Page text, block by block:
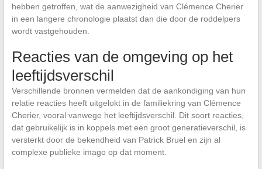
hebben getroffen, wat de aanwezigheid van Clémence Cherier
in een langere chronologie plaatst dan die door de roddelpers
wordt vastgehouden.
Reacties van de omgeving op het
leeftijdsverschil
Verschillende bronnen vermelden dat de aankondiging van hun
relatie reacties heeft uitgelokt in de familiekring van Clémence
Cherier, vooral vanwege het leeftijdsverschil. Dit soort reacties,
dat gebruikelijk is in koppels met een groot generatieverschil, is
versterkt door de bekendheid van Patrick Bruel en zijn al
complexe publieke imago op dat moment.